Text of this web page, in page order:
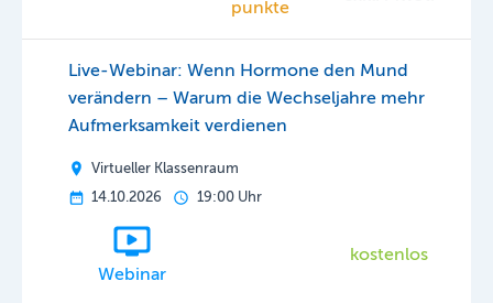
punkte
Live-Webinar: Wenn Hormone den Mund
verändern – Warum die Wechseljahre mehr
Aufmerksamkeit verdienen
Virtueller Klassenraum
14.10.2026
19:00 Uhr
Webinar
kostenlos